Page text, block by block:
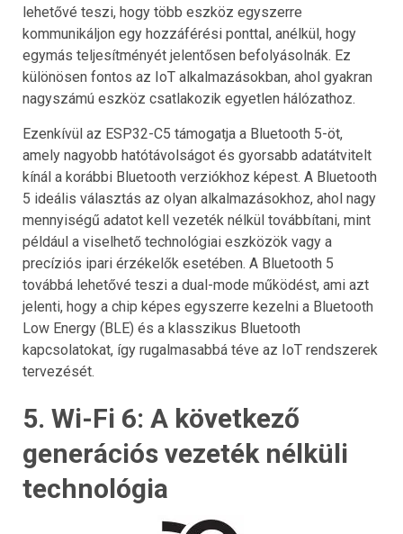
lehetővé teszi, hogy több eszköz egyszerre
kommunikáljon egy hozzáférési ponttal, anélkül, hogy
egymás teljesítményét jelentősen befolyásolnák. Ez
különösen fontos az IoT alkalmazásokban, ahol gyakran
nagyszámú eszköz csatlakozik egyetlen hálózathoz.
Ezenkívül az ESP32-C5 támogatja a Bluetooth 5-öt,
amely nagyobb hatótávolságot és gyorsabb adatátvitelt
kínál a korábbi Bluetooth verziókhoz képest. A Bluetooth
5 ideális választás az olyan alkalmazásokhoz, ahol nagy
mennyiségű adatot kell vezeték nélkül továbbítani, mint
például a viselhető technológiai eszközök vagy a
precíziós ipari érzékelők esetében. A Bluetooth 5
továbbá lehetővé teszi a dual-mode működést, ami azt
jelenti, hogy a chip képes egyszerre kezelni a Bluetooth
Low Energy (BLE) és a klasszikus Bluetooth
kapcsolatokat, így rugalmasabbá téve az IoT rendszerek
tervezését.
5. Wi-Fi 6: A következő
generációs vezeték nélküli
technológia